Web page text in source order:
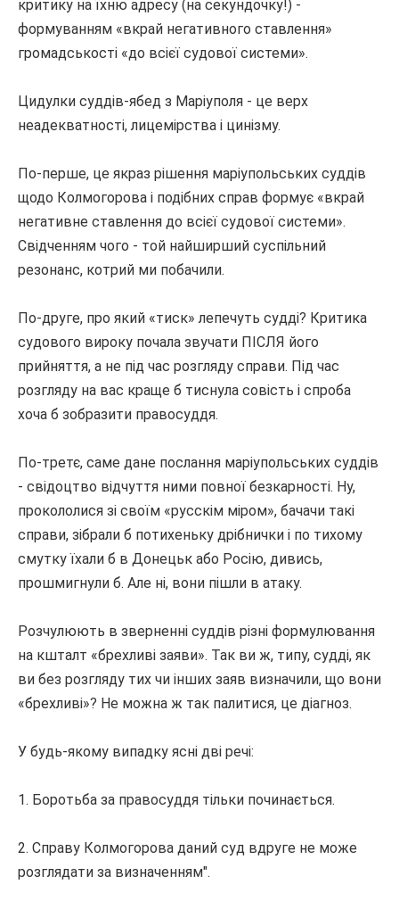
критику на їхню адресу (на секундочку!) -
формуванням «вкрай негативного ставлення»
громадськості «до всієї судової системи».
Цидулки суддів-ябед з Маріуполя - це верх
неадекватності, лицемірства і цинізму.
По-перше, це якраз рішення маріупольських суддів
щодо Колмогорова і подібних справ формує «вкрай
негативне ставлення до всієї судової системи».
Свідченням чого - той найширший суспільний
резонанс, котрий ми побачили.
По-друге, про який «тиск» лепечуть судді? Критика
судового вироку почала звучати ПІСЛЯ його
прийняття, а не під час розгляду справи. Під час
розгляду на вас краще б тиснула совість і спроба
хоча б зобразити правосуддя.
По-третє, саме дане послання маріупольських суддів
- свідоцтво відчуття ними повної безкарності. Ну,
прокололися зі своїм «русскім міром», бачачи такі
справи, зібрали б потихеньку дрібнички і по тихому
смутку їхали б в Донецьк або Росію, дивись,
прошмигнули б. Але ні, вони пішли в атаку.
Розчулюють в зверненні суддів різні формулювання
на кшталт «брехливі заяви». Так ви ж, типу, судді, як
ви без розгляду тих чи інших заяв визначили, що вони
«брехливі»? Не можна ж так палитися, це діагноз.
У будь-якому випадку ясні дві речі:
1. Боротьба за правосуддя тільки починається.
2. Справу Колмогорова даний суд вдруге не може
розглядати за визначенням".